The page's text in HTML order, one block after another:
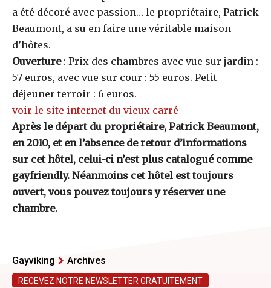
a été décoré avec passion… le propriétaire, Patrick
Beaumont, a su en faire une véritable maison
d’hôtes.
Ouverture: Prix des chambres avec vue sur jardin :
57 euros, avec vue sur cour : 55 euros. Petit
déjeuner terroir : 6 euros.
voir le site internet du vieux carré
Après le départ du propriétaire, Patrick Beaumont,
en 2010, et en l’absence de retour d’informations
sur cet hôtel, celui-ci n’est plus catalogué comme
gayfriendly. Néanmoins cet hôtel est toujours
ouvert, vous pouvez toujours y réserver une
chambre.
Gayviking Archives
RECEVEZ NOTRE NEWSLETTER GRATUITEMENT